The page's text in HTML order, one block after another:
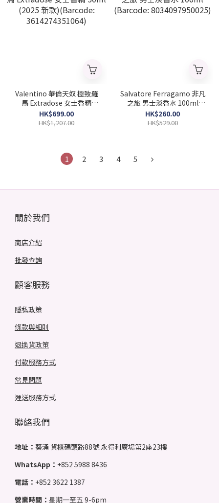
Valentino 華倫天奴 極致羅
馬 Extradose 女士香精
50ml (2025 新款)(Barcode:
3614274351064)
HK$699.00
HK$1,207.00
Salvatore Ferragamo 非凡
之旅 男士淡香水 100ml
(Barcode: 8034097950025)
HK$260.00
HK$529.00
1 2 3 4 5
關於我們
商店介紹
批發查詢
顧客服務
隱私政策
條款與細則
退換貨政策
付款服務方式
常見問題
運送服務方式
聯絡我們
地址： 葵涌 貨櫃碼頭路88號 永得利廣場第2座23樓
WhatsApp： +852 5988 8436
電話： +852 3622 1387
營業時間： 星期一至五 9-6pm